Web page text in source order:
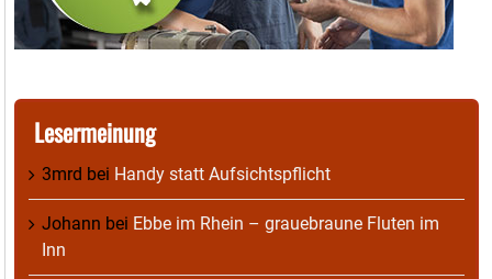
Lesermeinung
3mrd bei Handy statt Aufsichtspflicht
Johann bei Ebbe im Rhein – grauebraune Fluten im
Inn